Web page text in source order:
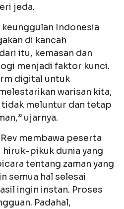
jeda.
keunggulan Indonesia
di kancah
itu, kemasan dan
menjadi faktor kunci.
digital untuk
warisan kita,
meluntur dan tetap
ujarnya.
membawa peserta
pikuk dunia yang
tentang zaman yang
semua hal selesai
ingin instan. Proses
Padahal,